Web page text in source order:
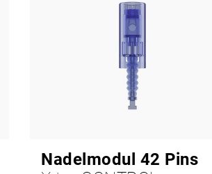
Nadelmodul 42 Pins